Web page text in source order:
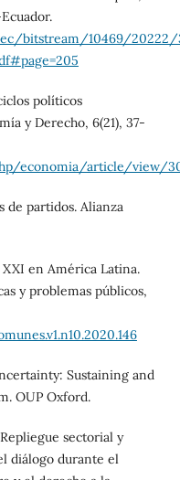
bitstream/10469/
políticos
y Derecho, 6(21), 37-
economia/article/view/
de partidos. Alianza
en América Latina.
y problemas públicos,
Sustaining and
OUP Oxford.
sectorial y
diálogo durante el